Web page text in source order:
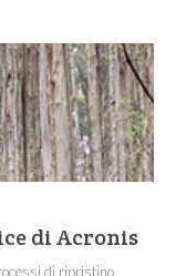
di Acronis
di ripristino